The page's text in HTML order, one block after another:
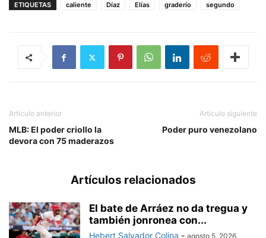
ETIQUETAS caliente Díaz Elías graderío segundo
Artículo anterior
MLB: El poder criollo la
devora con 75 maderazos
Artículo siguiente
Poder puro venezolano
Artículos relacionados
El bate de Arráez no da tregua y
también jonronea con...
Hebert Salvador Colina - agosto 5, 2026